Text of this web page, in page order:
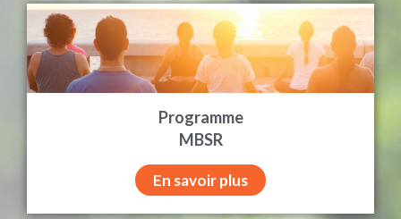
Programme
MBSR
En savoir plus